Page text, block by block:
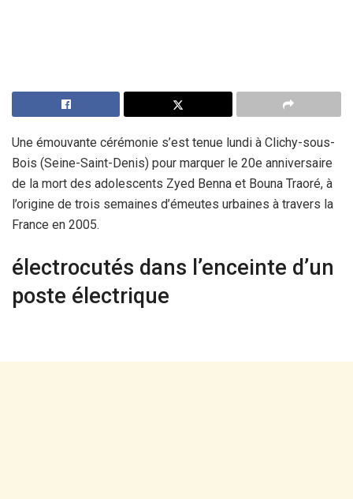
Une émouvante cérémonie s’est tenue lundi à Clichy-sous-
Bois (Seine-Saint-Denis) pour marquer le 20e anniversaire
de la mort des adolescents Zyed Benna et Bouna Traoré, à
l’origine de trois semaines d’émeutes urbaines à travers la
France en 2005.
électrocutés dans l’enceinte d’un
poste électrique